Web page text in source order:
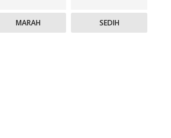
MARAH SEDIH